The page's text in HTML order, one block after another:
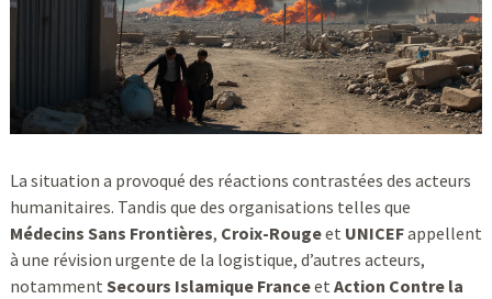
La situation a provoqué des réactions contrastées des acteurs
humanitaires. Tandis que des organisations telles que
Médecins Sans Frontières, Croix-Rougeet UNICEFappellent
à une révision urgente de la logistique, d’autres acteurs,
notamment Secours Islamique Franceet Action Contre la